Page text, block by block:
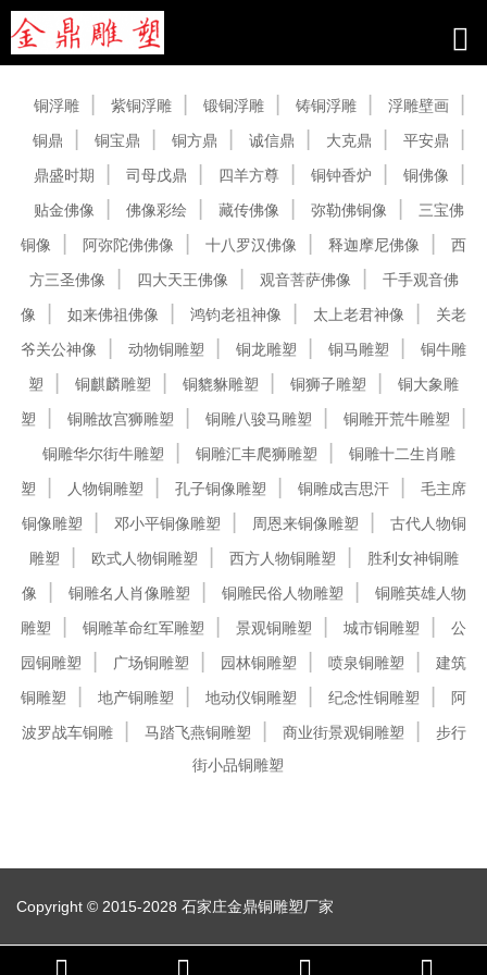
铜浮雕 紫铜浮雕 锻铜浮雕 铸铜浮雕
浮雕壁画
铜鼎
铜宝鼎 铜方鼎 诚信鼎 大克鼎
平安鼎
鼎盛时期
司母戊鼎 四羊方尊 铜钟香炉
铜佛像
贴金佛像
佛像彩绘 藏传佛像 弥勒佛铜像
三宝佛
铜像
阿弥陀佛佛像 十八罗汉佛像 释迦摩尼佛像
西
方三圣佛像
四大天王佛像 观音菩萨佛像
千手观音佛
像
如来佛祖佛像 鸿钧老祖神像 太上老君神像
关老
爷关公神像
动物铜雕塑 铜龙雕塑 铜马雕塑
铜牛雕
塑
铜麒麟雕塑 铜貔貅雕塑 铜狮子雕塑
铜大象雕
塑
铜雕故宫狮雕塑 铜雕八骏马雕塑
铜雕开荒牛雕塑
铜雕华尔街牛雕塑
铜雕汇丰爬狮雕塑
铜雕十二生肖雕
塑
人物铜雕塑 孔子铜像雕塑 铜雕成吉思汗
毛主席
铜像雕塑
邓小平铜像雕塑 周恩来铜像雕塑
古代人物铜
雕塑
欧式人物铜雕塑 西方人物铜雕塑
胜利女神铜雕
像
铜雕名人肖像雕塑 铜雕民俗人物雕塑
铜雕英雄人物
雕塑
铜雕革命红军雕塑 景观铜雕塑 城市铜雕塑
公
园铜雕塑
广场铜雕塑 园林铜雕塑 喷泉铜雕塑
建筑
铜雕塑
地产铜雕塑 地动仪铜雕塑 纪念性铜雕塑
阿
波罗战车铜雕
马踏飞燕铜雕塑 商业街景观铜雕塑
步行
街小品铜雕塑
Copyright © 2015-2028 石家庄金鼎铜雕塑厂家